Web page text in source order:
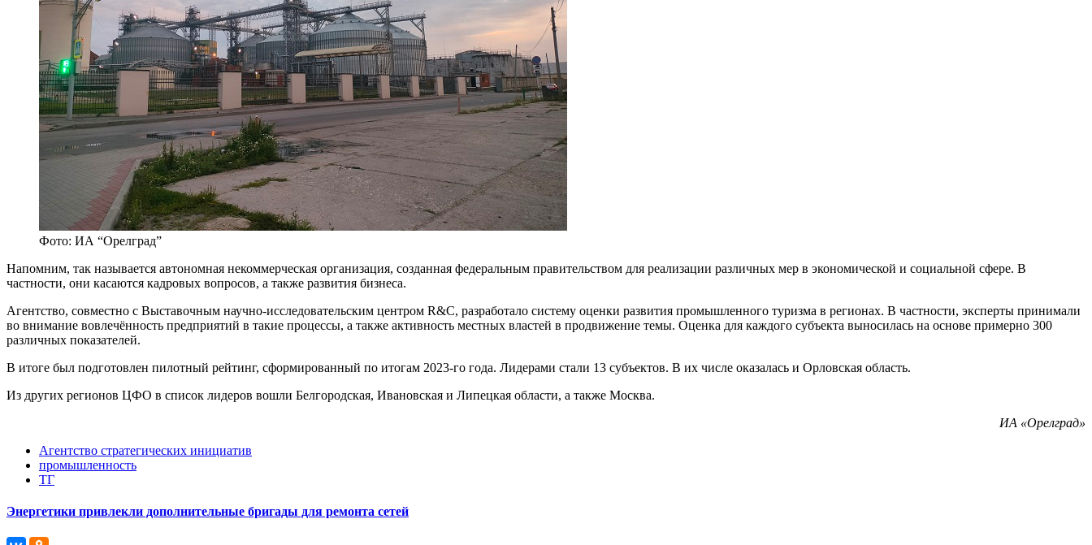
Фото: ИА “Орелград”
Напомним, так называется автономная некоммерческая организация, созданная федеральным правительством для реализации различных мер в экономической и социальной сфере. В
частности, они касаются кадровых вопросов, а также развития бизнеса.
Агентство, совместно с Выставочным научно-исследовательским центром R&C, разработало систему оценки развития промышленного туризма в регионах. В частности, эксперты принимали
во внимание вовлечённость предприятий в такие процессы, а также активность местных властей в продвижение темы. Оценка для каждого субъекта выносилась на основе примерно 300
различных показателей.
В итоге был подготовлен пилотный рейтинг, сформированный по итогам 2023-го года. Лидерами стали 13 субъектов. В их числе оказалась и Орловская область.
Из других регионов ЦФО в список лидеров вошли Белгородская, Ивановская и Липецкая области, а также Москва.
ИА «Орелград»
Агентство стратегических инициатив
промышленность
ТГ
Энергетики привлекли дополнительные бригады для ремонта сетей